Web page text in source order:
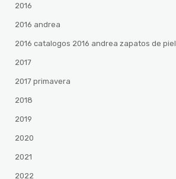
2016
2016 andrea
2016 catalogos 2016 andrea zapatos de piel
2017
2017 primavera
2018
2019
2020
2021
2022